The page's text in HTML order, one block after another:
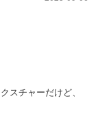
スチャーだけど、